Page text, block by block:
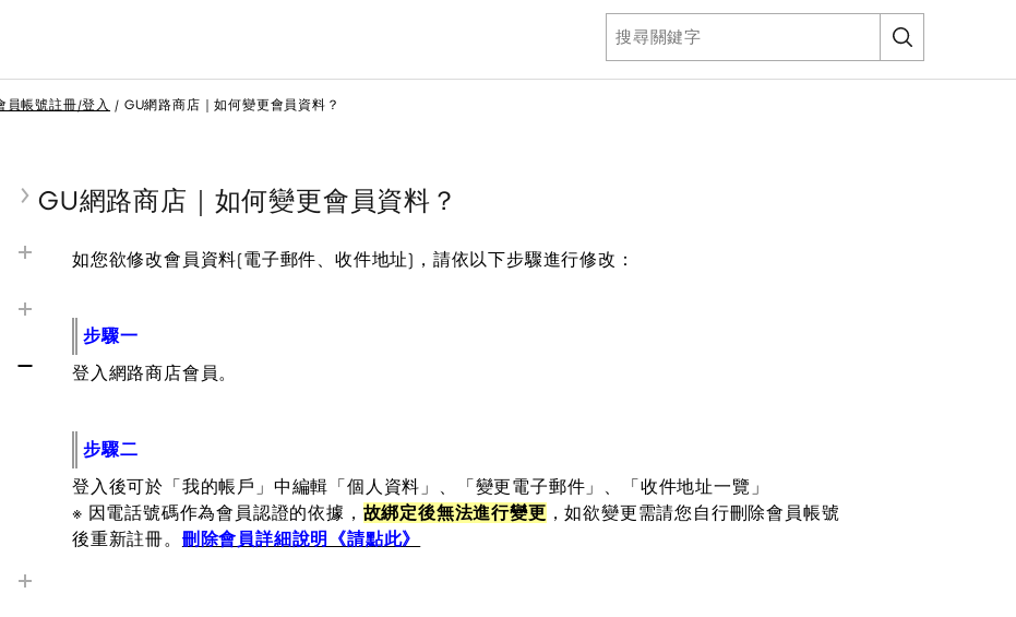
員帳號註冊/登入 GU網路商店｜如何變更會員資料？
GU網路商店｜如何變更會員資料？
如您欲修改會員資料(電子郵件、收件地址)，請依以下步驟進行修改：
步驟一
登入網路商店會員。
步驟二
登入後可於「我的帳戶」中編輯「個人資料」、「變更電子郵件」、「收件地址一覽」
※ 因電話號碼作為會員認證的依據， 故綁定後無法進行變更 ，如欲變更需請您自行刪除會員帳號
後重新註冊。 刪除會員詳細說明《請點此》